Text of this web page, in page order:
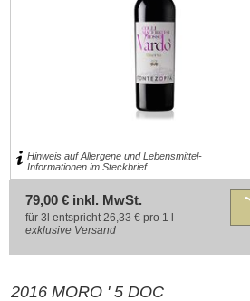
Hinweis auf Allergene und Lebensmittel-
Informationen im Steckbrief.
79,00 € inkl. MwSt.
für 3l entspricht 26,33 € pro 1 l
exklusive Versand
2016 MORO ' 5 DOC